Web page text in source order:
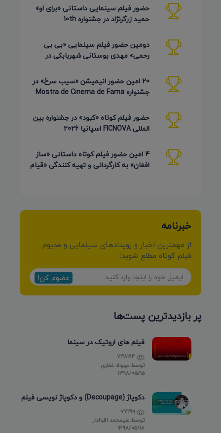
حضور فیلم سینمایی داستانی «برای او»
حمید زرگرنژاد در جشنواره 10th
دومین حضور فیلم سینمایی «بی بی
رحمی» مهدی بوستانی شهربابکی در
20 امین حضور انیمیشن «سیب سرخ» در
جشنواره Mostra de Cinema de Fama
حضور فیلم کوتاه «کبود» در جشنواره بین
المللی FICNOVA اسپانیا 2026
4 امین حضور فیلم کوتاه داستانی «ساز
افغان» به کارگردانی و تهیه کنندگی «قیام
خبرنامه
از مهمترین اخبار و رویدادهای سینمایی و مدیوم
فیلم کوتاه مطلع شوید:
عضوم کن!
پر بازدیدترین پست‌ها
فیلم های اروتیک در سینما
توسط مهرداد غفاری
۱۳۹۸/۰۵/۱۵
دکوپاژ (Decoupage) و دکوپاژ نویسی فیلم
توسطعلیمحمد اقبالدار
۱۳۹۸/۰۵/۱۸